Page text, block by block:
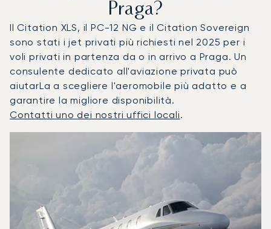
Praga?
Il Citation XLS, il PC-12 NG e il Citation Sovereign
sono stati i jet privati più richiesti nel 2025 per i
voli privati in partenza da o in arrivo a Praga. Un
consulente dedicato all'aviazione privata può
aiutarLa a scegliere l'aeromobile più adatto e a
garantire la migliore disponibilità.
Contatti uno dei nostri uffici locali.
Modello di aeromobile
Posti
Velocità (nodi)